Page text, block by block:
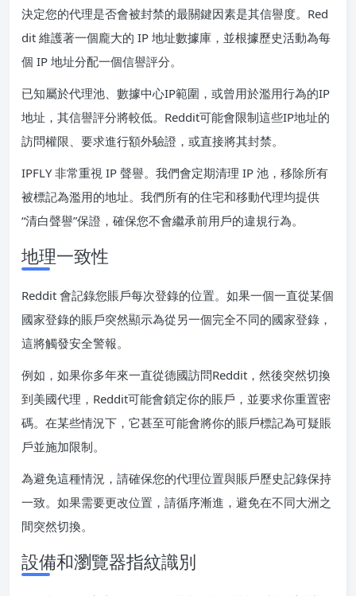
決定您的代理是否會被封禁的最關鍵因素是其信譽度。Red
dit 維護著一個龐大的 IP 地址數據庫，並根據歷史活動為每
個 IP 地址分配一個信譽評分。
已知屬於代理池、數據中心IP範圍，或曾用於濫用行為的IP
地址，其信譽評分將較低。Reddit可能會限制這些IP地址的
訪問權限、要求進行額外驗證，或直接將其封禁。
IPFLY 非常重視 IP 聲譽。我們會定期清理 IP 池，移除所有
被標記為濫用的地址。我們所有的住宅和移動代理均提供
“清白聲譽”保證，確保您不會繼承前用戶的違規行為。
地理一致性
Reddit 會記錄您賬戶每次登錄的位置。如果一個一直從某個
國家登錄的賬戶突然顯示為從另一個完全不同的國家登錄，
這將觸發安全警報。
例如，如果你多年來一直從德國訪問Reddit，然後突然切換
到美國代理，Reddit可能會鎖定你的賬戶，並要求你重置密
碼。在某些情況下，它甚至可能會將你的賬戶標記為可疑賬
戶並施加限制。
為避免這種情況，請確保您的代理位置與賬戶歷史記錄保持
一致。如果需要更改位置，請循序漸進，避免在不同大洲之
間突然切換。
設備和瀏覽器指紋識別